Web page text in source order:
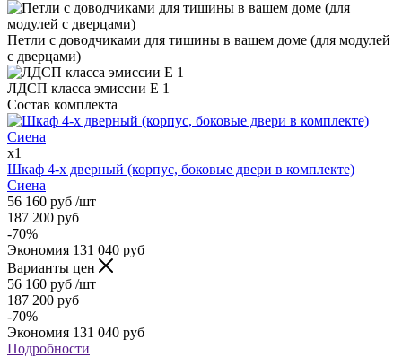
Петли с доводчиками для тишины в вашем доме (для модулей
с дверцами)
ЛДСП класса эмиссии Е 1
Состав комплекта
x1
Шкаф 4-х дверный (корпус, боковые двери в комплекте)
Сиена
56 160 руб /шт
187 200 руб
-70%
Экономия 131 040 руб
Варианты цен
56 160 руб /шт
187 200 руб
-70%
Экономия 131 040 руб
Подробности